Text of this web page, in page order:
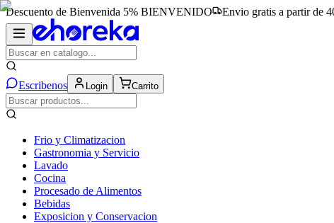
Descuento de Bienvenida 5% BIENVENIDO Envio gratis a partir de
Escribenos Login Carrito
Frio y Climatizacion
Gastronomia y Servicio
Lavado
Cocina
Procesado de Alimentos
Bebidas
Exposicion y Conservacion